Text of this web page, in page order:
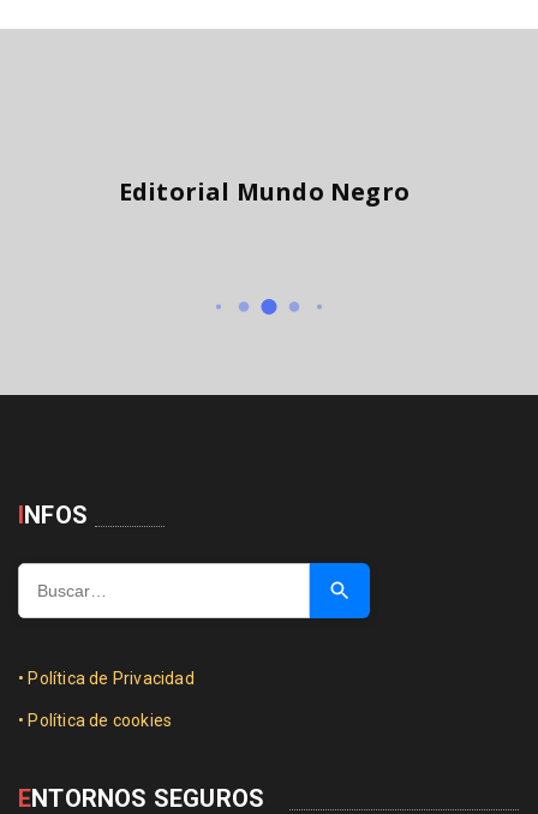
Editorial Mundo Negro
INFOS
Buscar …
• Política de Privacidad
• Política de cookies
ENTORNOS SEGUROS